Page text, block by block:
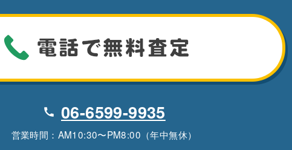
06-6599-9935
営業時間：AM10:30〜PM8:00（年中無休）